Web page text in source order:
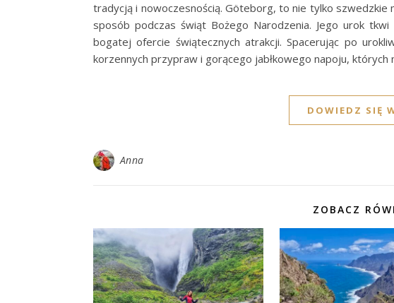
tradycją i nowoczesnością. Göteborg, to nie tylko
sposób podczas świąt Bożego Narodzenia. Jego urok
bogatej ofercie świątecznych atrakcji. Spacerując po
korzennych przypraw i gorącego jabłkowego napoju, których
DOWIEDZ SIĘ
Anna
ZOBACZ